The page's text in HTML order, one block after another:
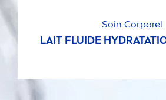
Soin Corporel
LAIT FLUIDE HYDRA